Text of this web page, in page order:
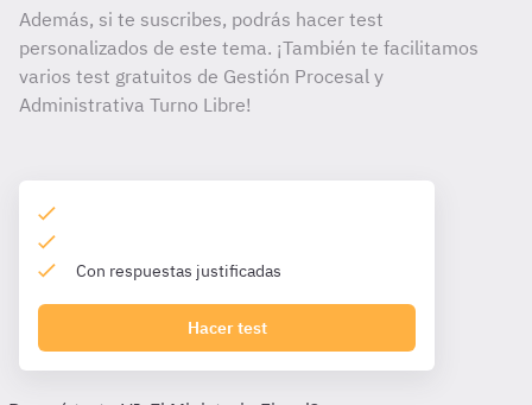
Además, si te suscribes, podrás hacer test
personalizados de este tema. ¡También te facilitamos
varios test gratuitos de Gestión Procesal y
Administrativa Turno Libre!
Con respuestas justificadas
Hacer test